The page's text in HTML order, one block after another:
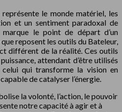
le monde matériel, les
et un sentiment paradoxal de
le point de départ d’un
reposent les outils du Bateleur,
différent de la réalité. Ces outils
attendant d’être utilisés
qui transforme la vision en
de catalyser l’énergie.
la volonté, l’action, le pouvoir
notre capacité à agir et à